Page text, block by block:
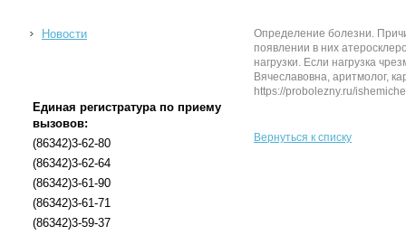
Новости
Единая регистратура по приему
вызовов:
(86342)3-62-80
(86342)3-62-64
(86342)3-61-90
(86342)3-61-71
(86342)3-59-37
Определение болезни.
появлении в них
нагрузки. Если нагрузка
Вячеславовна, аритмолог,
https://probolezny.ru/
Вернуться к списку